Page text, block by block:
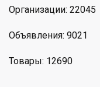
Организации: 22045
Объявления: 9021
Товары: 12690